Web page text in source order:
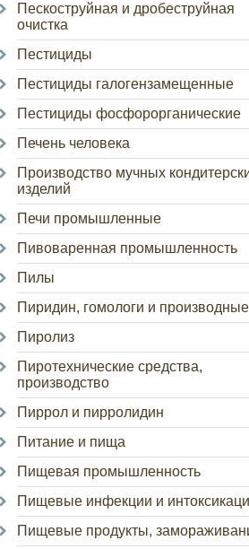
Пескоструйная и дробеструйная
очистка
Пестициды
Пестициды галогензамещенные
Пестициды фосфорорганические
Печень человека
Производство мучных
изделий
Печи промышленные
Пивоваренная промышленность
Пилы
Пиридин, гомологи и производные
Пиролиз
Пиротехнические средства,
производство
Пиррол и пирролидин
Питание и пища
Пищевая промышленность
Пищевые инфекции и
Пищевые продукты,